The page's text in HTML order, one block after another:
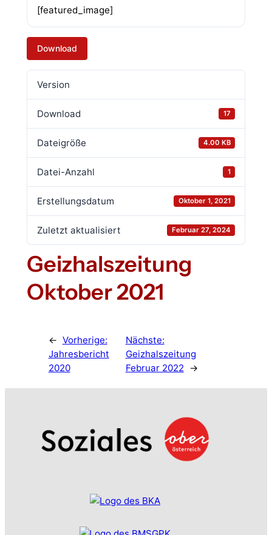
[featured_image]
Download
Version
Download 17
Dateigröße 4.00 KB
Datei-Anzahl 1
Erstellungsdatum Oktober 1, 2021
Zuletzt aktualisiert Februar 27, 2024
Geizhalszeitung
Oktober 2021
← Vorherige:
Jahresbericht
2020
Nächste:
Geizhalszeitung
Februar 2022
→